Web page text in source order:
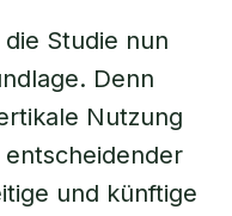
Studie nun
Denn
Nutzung
und künftige